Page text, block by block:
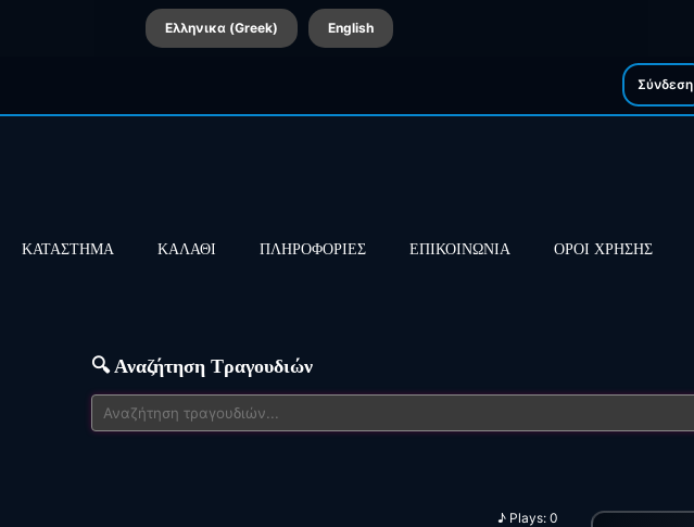
Ελληνικα (Greek) English
Σύνδεση
ΚΑΤΑΣΤΗΜΑ ΚΑΛΑΘΙ ΠΛΗΡΟΦΟΡΙΕΣ ΕΠΙΚΟΙΝΩΝΙΑ ΟΡΟΙ ΧΡΗΣΗΣ
🔍 Αναζήτηση Τραγουδιών
♪ Plays:0